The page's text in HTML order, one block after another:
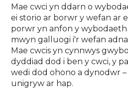
Mae cwci yn ddarn o
ei storio ar borwr y wefan ar
porwr yn anfon y
mwyn galluogi i'r wefan
Mae cwcis yn cynnwys
dyddiad dod i ben y cwci, y
wedi dod ohono a dynodwr
unigryw ar hap.